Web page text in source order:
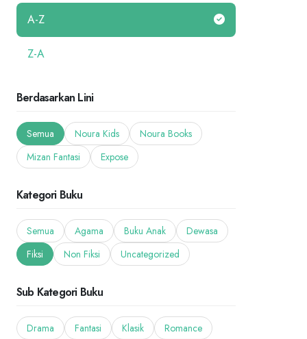
A-Z
Z-A
Berdasarkan Lini
Semua Noura Kids
Noura Books
Mizan Fantasi
Expose
Kategori Buku
Semua Agama Buku Anak
Dewasa
Fiksi
Non Fiksi Uncategorized
Sub Kategori Buku
Drama Fantasi Klasik
Romance